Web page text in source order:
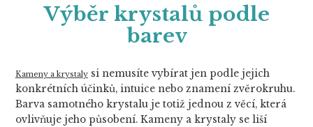
Výběr krystalů podle
barev
Kameny a krystalysi nemusíte vybírat jen podle jejich
konkrétních účinků, intuice nebo znamení zvěrokruhu.
Barva samotného krystalu je totiž jednou z věcí, která
ovlivňuje jeho působení. Kameny a krystaly se liší